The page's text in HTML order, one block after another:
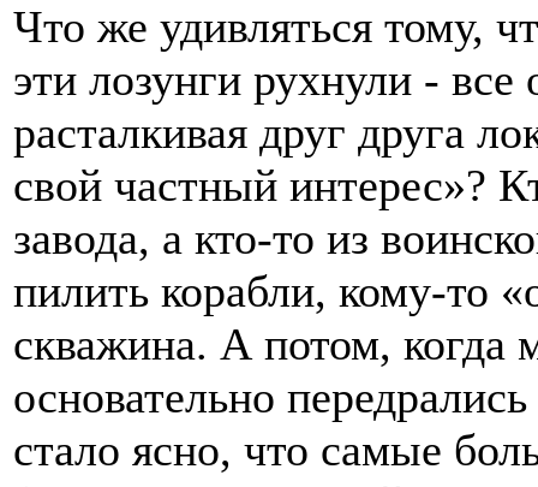
Что же удивляться тому,
эти лозунги рухнули - все
расталкивая друг друга
свой частный интерес»?
завода, а кто-то из
пилить корабли, кому-то
скважина. А потом, когда
основательно
стало ясно, что самые